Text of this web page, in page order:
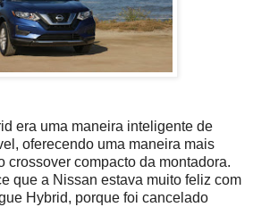
era uma maneira inteligente de
oferecendo uma maneira mais
crossover compacto da montadora.
que a Nissan estava muito feliz com
Hybrid, porque foi cancelado